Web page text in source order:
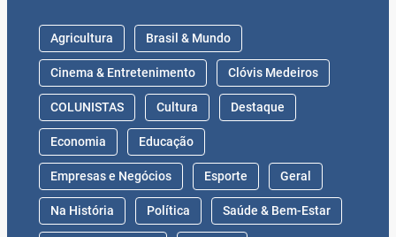
Agricultura Brasil & Mundo
Cinema & Entretenimento Clóvis Medeiros
COLUNISTAS Cultura Destaque
Economia Educação
Empresas e Negócios Esporte Geral
Na História Política Saúde & Bem-Estar